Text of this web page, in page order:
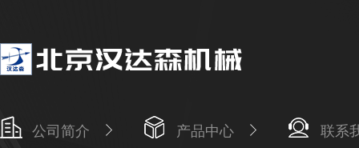
公司简介 产品中心 联系